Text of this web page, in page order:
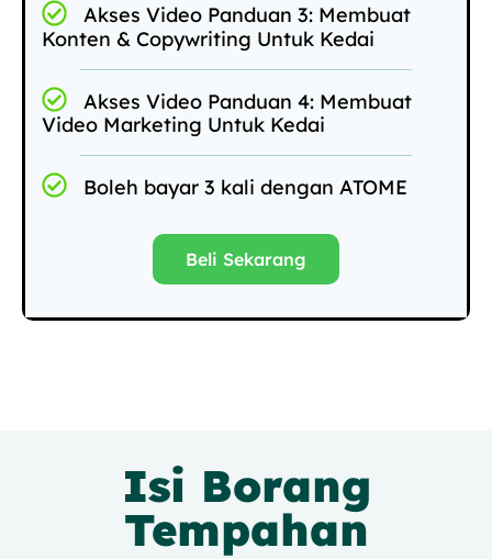
Akses Video Panduan 3: Membuat
Konten & Copywriting Untuk Kedai
Akses Video Panduan 4: Membuat
Video Marketing Untuk Kedai
Boleh bayar 3 kali dengan ATOME
Beli Sekarang
Isi Borang
Tempahan